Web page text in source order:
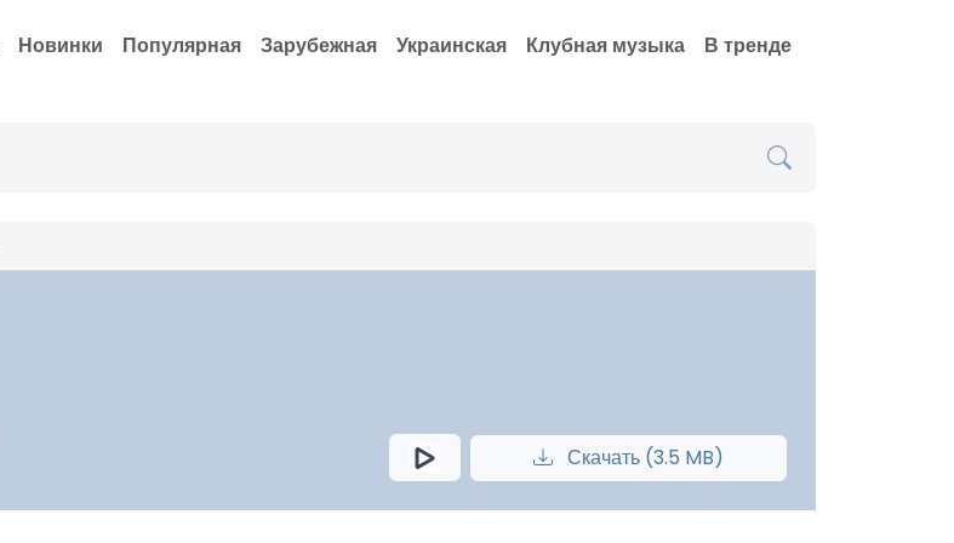
Новинки Популярная Зарубежная Украинская Клубная музыка В тренде
Скачать (3.5 MB)